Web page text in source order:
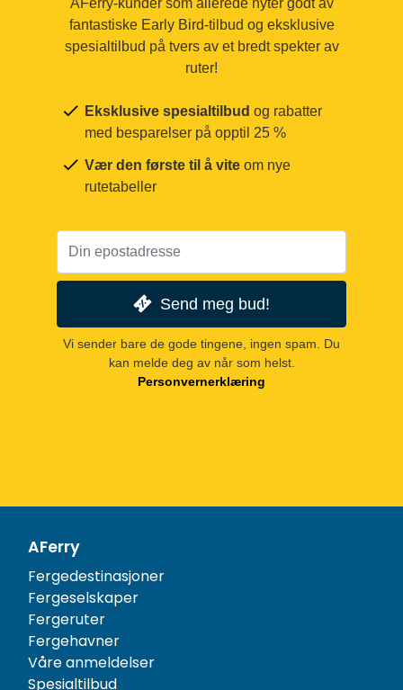
AFerry-kunder som allerede nyter godt av
fantastiske Early Bird-tilbud og eksklusive
spesialtilbud på tvers av et bredt spekter av
ruter!
Eksklusive spesialtilbud og rabatter
med besparelser på opptil 25 %
Vær den første til å vite om nye
rutetabeller
Send meg bud!
Vi sender bare de gode tingene, ingen spam. Du
kan melde deg av når som helst.
Personvernerklæring
AFerry
Fergedestinasjoner
Fergeselskaper
Fergeruter
Fergehavner
Våre anmeldelser
Spesialtilbud